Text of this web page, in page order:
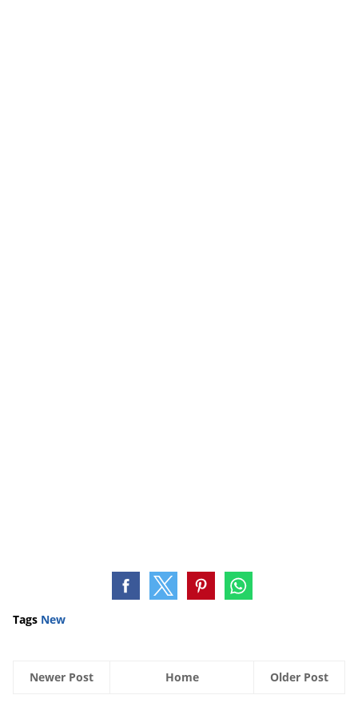
Tags New
Newer Post Older Post
Home